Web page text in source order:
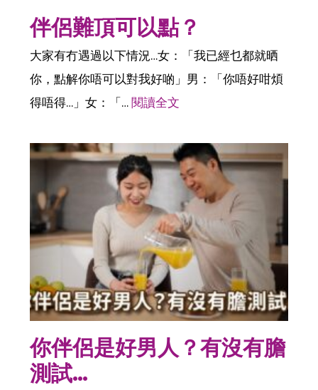
伴侶難頂可以點？
大家有冇遇過以下情況…女：「我已經乜都就晒
你，點解你唔可以對我好啲」男：「你唔好咁煩
得唔得…」女：「…閱讀全文
你伴侶是好男人？有沒有膽
測試…